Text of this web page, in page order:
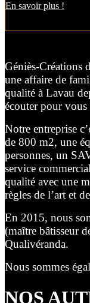
En savoir plus !
Géniès-Créations
une affaire de
qualité à Lavau
écouter pour vous
Notre entreprise
de 800 m2, une
personnes, un
service
qualité avec une
règles de l’art et
En 2015, nous
(maître bâtisseur
Qualivéranda.
Nous sommes
NOS